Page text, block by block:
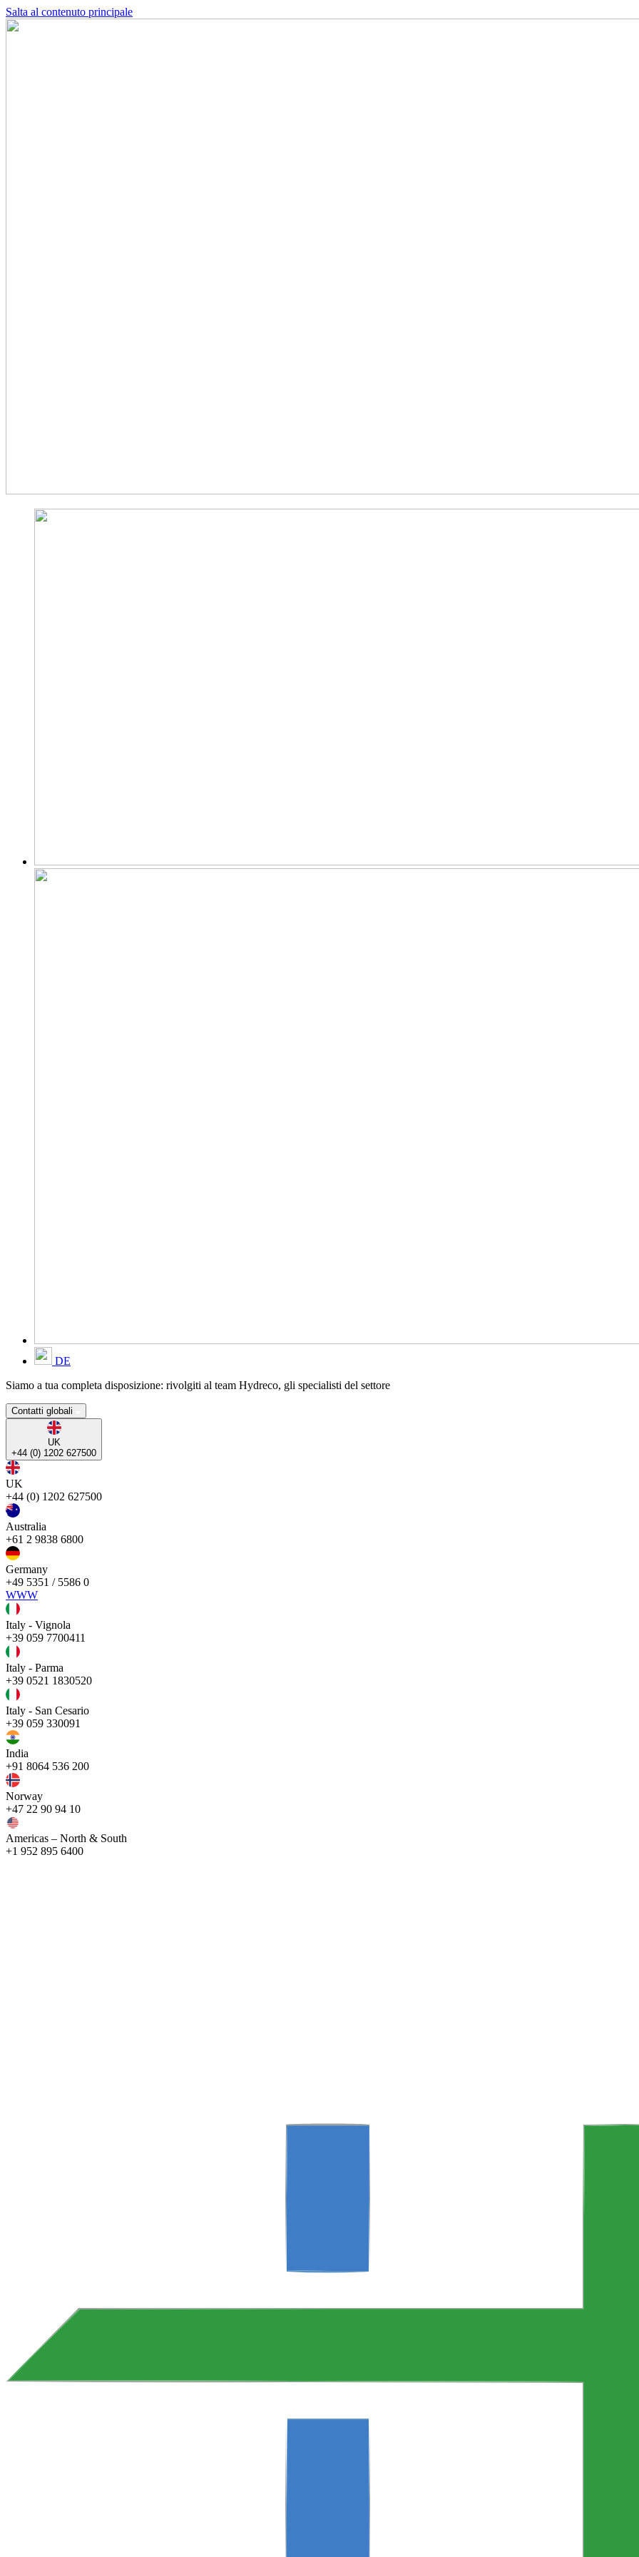
Salta al contenuto principale
DE
Siamo a tua completa disposizione: rivolgiti al team Hydreco, gli specialisti del settore
Contatti globali
UK
+44 (0) 1202 627500
UK
+44 (0) 1202 627500
Australia
+61 2 9838 6800
Germany
+49 5351 / 5586 0
WWW
Italy - Vignola
+39 059 7700411
Italy - Parma
+39 0521 1830520
Italy - San Cesario
+39 059 330091
India
+91 8064 536 200
Norway
+47 22 90 94 10
Americas – North & South
+1 952 895 6400